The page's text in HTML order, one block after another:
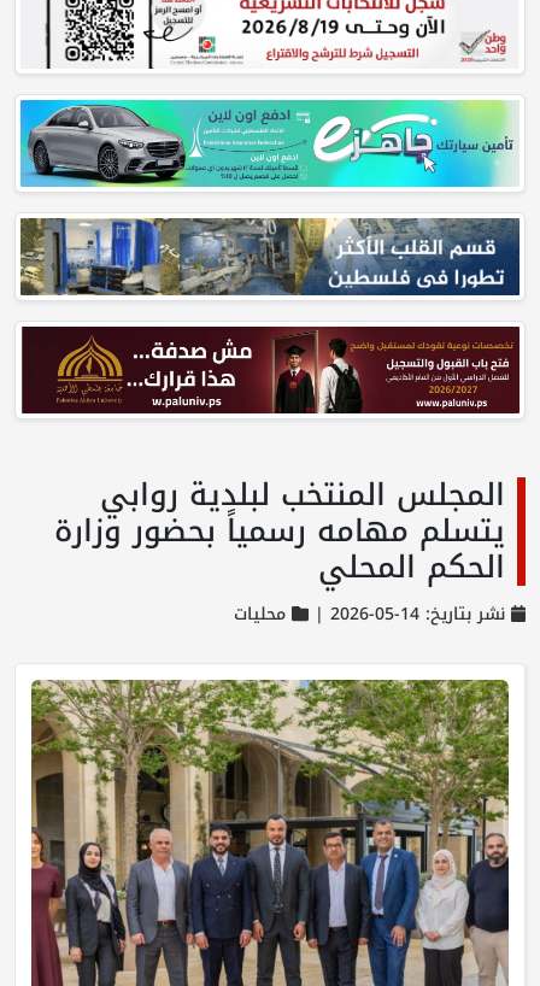
المجلس المنتخب لبلدية روابي
يتسلم مهامه رسمياً بحضور وزارة
الحكم المحلي
نشر بتاريخ: 14-05-2026 | محليات